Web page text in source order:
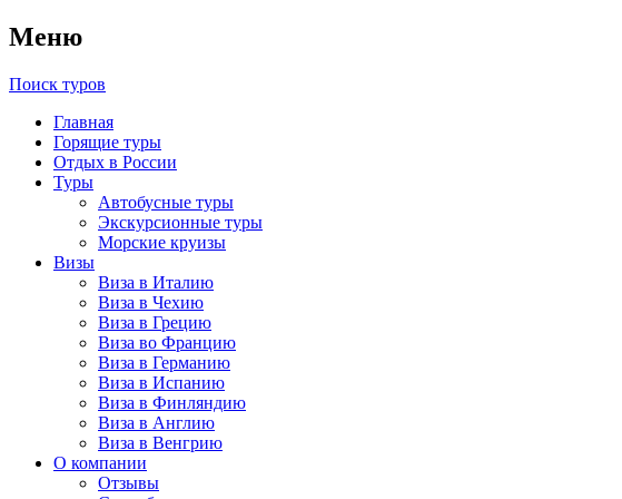
Меню
Поиск туров
Главная
Горящие туры
Отдых в России
Туры
Автобусные туры
Экскурсионные туры
Морские круизы
Визы
Виза в Италию
Виза в Чехию
Виза в Грецию
Виза во Францию
Виза в Германию
Виза в Испанию
Виза в Финляндию
Виза в Англию
Виза в Венгрию
О компании
Отзывы